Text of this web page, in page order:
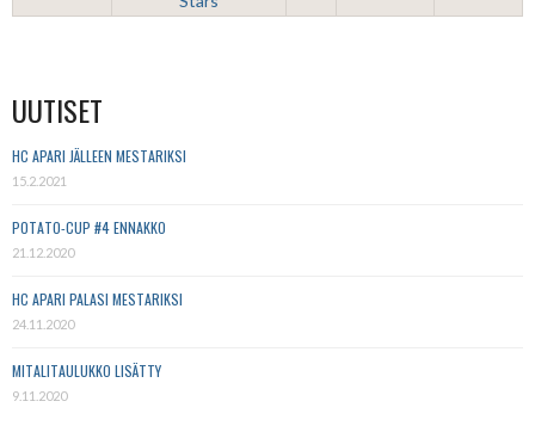
UUTISET
HC APARI JÄLLEEN MESTARIKSI
15.2.2021
POTATO-CUP #4 ENNAKKO
21.12.2020
HC APARI PALASI MESTARIKSI
24.11.2020
MITALITAULUKKO LISÄTTY
9.11.2020